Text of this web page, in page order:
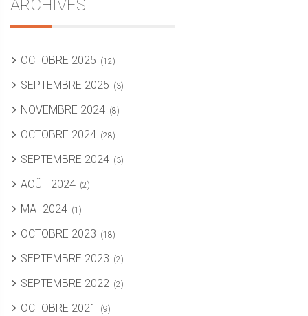
ARCHIVES
OCTOBRE 2025 (12)
SEPTEMBRE 2025 (3)
NOVEMBRE 2024 (8)
OCTOBRE 2024 (28)
SEPTEMBRE 2024 (3)
AOÛT 2024 (2)
MAI 2024 (1)
OCTOBRE 2023 (18)
SEPTEMBRE 2023 (2)
SEPTEMBRE 2022 (2)
OCTOBRE 2021 (9)